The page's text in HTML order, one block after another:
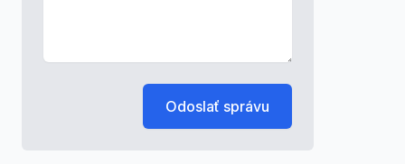
Odoslať správu